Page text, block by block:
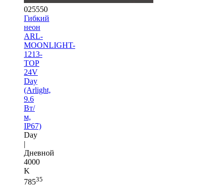
025550
Гибкий
неон
ARL-
MOONLIGHT-
1213-
TOP
24V
Day
(Arlight,
9.6
Вт/
м,
IP67)
Day
|
Дневной
4000
K
78535